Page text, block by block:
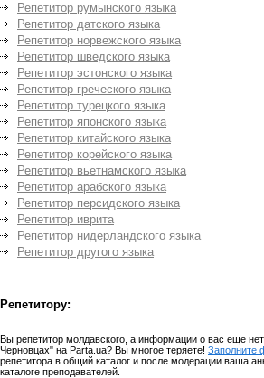
Репетитор румынского языка
Репетитор датского языка
Репетитор норвежского языка
Репетитор шведского языка
Репетитор эстонского языка
Репетитор греческого языка
Репетитор турецкого языка
Репетитор японского языка
Репетитор китайского языка
Репетитор корейского языка
Репетитор вьетнамского языка
Репетитор арабского языка
Репетитор персидского языка
Репетитор иврита
Репетитор нидерландского языка
Репетитор другого языка
Репетитору:
Вы репетитор молдавского, а информации о вас еще
Черновцах" на Parta.ua? Вы многое теряете! Заполните
репетитора в общий каталог и после модерации ваша
каталоге преподавателей.